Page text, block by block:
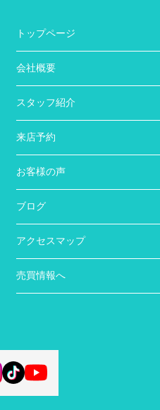
トップページ
会社概要
スタッフ紹介
来店予約
お客様の声
ブログ
アクセスマップ
売買情報へ